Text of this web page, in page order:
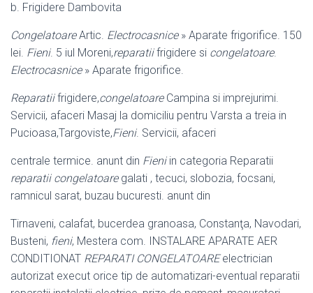
b. Frigidere Dambovita
CongelatoareArtic. Electrocasnice» Aparate frigorifice. 150
lei. Fieni. 5 iul Moreni,reparatiifrigidere si congelatoare.
Electrocasnice» Aparate frigorifice.
Reparatiifrigidere,congelatoareCampina si imprejurimi.
Servicii, afaceri Masaj la domiciliu pentru Varsta a treia in
Pucioasa,Targoviste,Fieni. Servicii, afaceri
centrale termice. anunt din Fieniin categoria Reparatii
reparatii congelatoaregalati , tecuci, slobozia, focsani,
ramnicul sarat, buzau bucuresti. anunt din
Tirnaveni, calafat, bucerdea granoasa, Constanţa, Navodari,
Busteni, fieni, Mestera com. INSTALARE APARATE AER
CONDITIONAT REPARATI CONGELATOAREelectrician
autorizat execut orice tip de automatizari-eventual reparatii